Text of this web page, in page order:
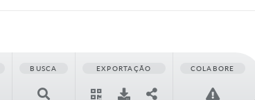
BUSCA EXPORTAÇÃO COLABORE